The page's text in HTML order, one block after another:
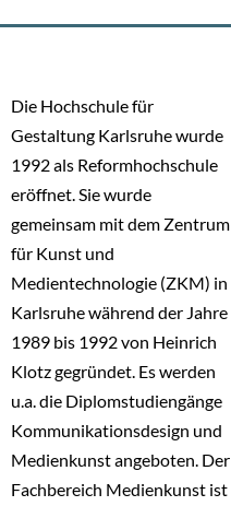
Die Hochschule für
Gestaltung Karlsruhe wurde
1992 als Reformhochschule
eröffnet. Sie wurde
gemeinsam mit dem Zentrum
für Kunst und
Medientechnologie (ZKM) in
Karlsruhe während der Jahre
1989 bis 1992 von Heinrich
Klotz gegründet. Es werden
u.a. die Diplomstudiengänge
Kommunikationsdesign und
Medienkunst angeboten. Der
Fachbereich Medienkunst ist